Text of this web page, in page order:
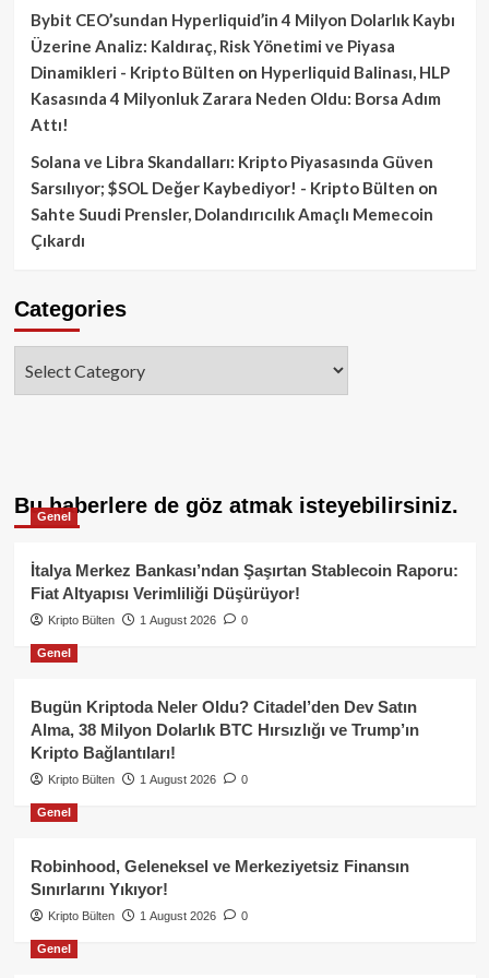
Bybit CEO’sundan Hyperliquid’in 4 Milyon Dolarlık Kaybı
Üzerine Analiz: Kaldıraç, Risk Yönetimi ve Piyasa
Dinamikleri - Kripto Bülten on Hyperliquid Balinası, HLP
Kasasında 4 Milyonluk Zarara Neden Oldu: Borsa Adım
Attı!
Solana ve Libra Skandalları: Kripto Piyasasında Güven
Sarsılıyor; $SOL Değer Kaybediyor! - Kripto Bülten on
Sahte Suudi Prensler, Dolandırıcılık Amaçlı Memecoin
Çıkardı
Categories
Bu haberlere de göz atmak isteyebilirsiniz.
Genel
İtalya Merkez Bankası’ndan Şaşırtan Stablecoin Raporu:
Fiat Altyapısı Verimliliği Düşürüyor!
Kripto Bülten 1 August 2026 0
Genel
Bugün Kriptoda Neler Oldu? Citadel’den Dev Satın
Alma, 38 Milyon Dolarlık BTC Hırsızlığı ve Trump’ın
Kripto Bağlantıları!
Kripto Bülten 1 August 2026 0
Genel
Robinhood, Geleneksel ve Merkeziyetsiz Finansın
Sınırlarını Yıkıyor!
Kripto Bülten 1 August 2026 0
Genel